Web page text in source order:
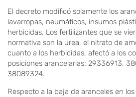
El decreto modificó solamente los
lavarropas, neumáticos, insumos
herbicidas. Los fertilizantes que se
normativa son la urea, el nitrato de
cuanto a los herbicidas, afectó a los
posiciones arancelarias: 29336913,
38089324.
Respecto a la baja de aranceles en